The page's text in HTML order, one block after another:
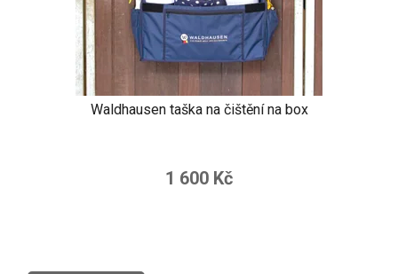
Waldhausen taška na čištění na box
1 600 Kč